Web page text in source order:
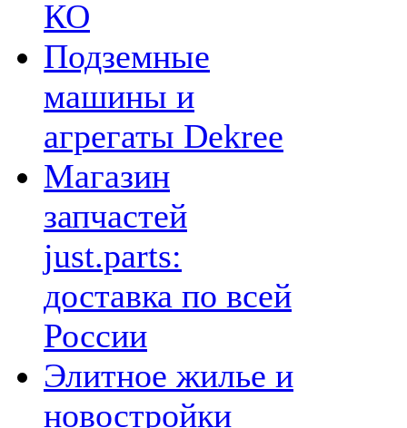
КО
Подземные
машины и
агрегаты Dekree
Магазин
запчастей
just.parts:
доставка по всей
России
Элитное жилье и
новостройки